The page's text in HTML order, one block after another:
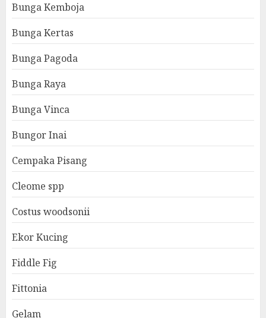
Bunga Kemboja
Bunga Kertas
Bunga Pagoda
Bunga Raya
Bunga Vinca
Bungor Inai
Cempaka Pisang
Cleome spp
Costus woodsonii
Ekor Kucing
Fiddle Fig
Fittonia
Gelam